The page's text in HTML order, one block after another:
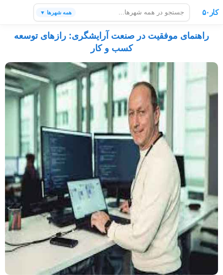
کار۵۰ همه شهرها ▼
راهنمای موفقیت در صنعت آرایشگری: رازهای توسعه
کسب و کار